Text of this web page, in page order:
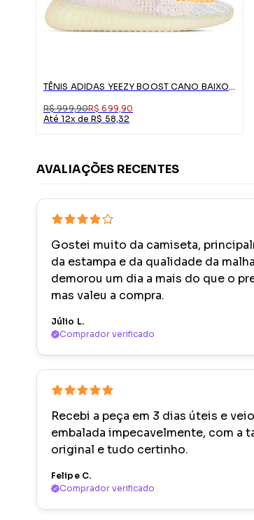
R$ 999,90R$ 699,90
Até 12x de R$ 58,32
AVALIAÇÕES RECENTES
Gostei muito da camiseta,
da estampa e da qualidade da
demorou um dia a mais do que o
mas valeu a compra.
Júlio L.
Comprador verificado
Recebi a peça em 3 dias úteis e veio
embalada impecavelmente, com a
original e tudo certinho.
Felipe C.
Comprador verificado